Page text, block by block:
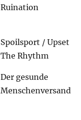
Ruination
Spoilsport / Upset
The Rhythm
Der gesunde
Menschenversand